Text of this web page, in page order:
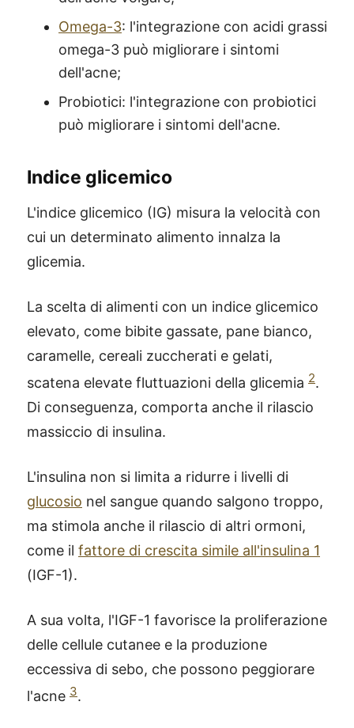
Omega-3: l'integrazione con acidi grassi
omega-3 può migliorare i sintomi
dell'acne;
Probiotici: l'integrazione con probiotici
può migliorare i sintomi dell'acne.
Indice glicemico
L'indice glicemico (IG) misura la velocità con
cui un determinato alimento innalza la
glicemia.
La scelta di alimenti con un indice glicemico
elevato, come bibite gassate, pane bianco,
caramelle, cereali zuccherati e gelati,
scatena elevate fluttuazioni della glicemia 2.
Di conseguenza, comporta anche il rilascio
massiccio di insulina.
L'insulina non si limita a ridurre i livelli di
glucosio nel sangue quando salgono troppo,
ma stimola anche il rilascio di altri ormoni,
come il fattore di crescita simile all'insulina 1
(IGF-1).
A sua volta, l'IGF-1 favorisce la proliferazione
delle cellule cutanee e la produzione
eccessiva di sebo, che possono peggiorare
l'acne 3.